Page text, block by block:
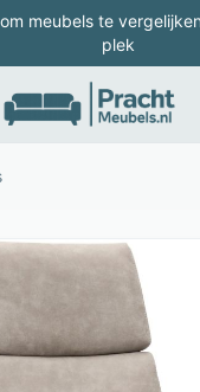
meubels te
plek